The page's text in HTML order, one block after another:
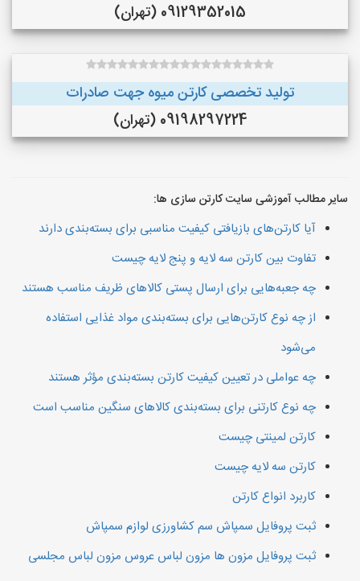
09129352015 (تهران)
تولید تخصصی کارتن میوه جهت صادرات
09198297224 (تهران)
سایر مطالب آموزشی سایت کارتن سازی ها:
آیا کارتن‌های بازیافتی کیفیت مناسبی برای بسته‌بندی دارند
تفاوت بین کارتن سه لایه و پنج لایه چیست
چه جعبه‌هایی برای ارسال پستی کالاهای ظریف مناسب هستند
از چه نوع کارتن‌هایی برای بسته‌بندی مواد غذایی استفاده
می‌شود
چه عواملی در تعیین کیفیت کارتن بسته‌بندی مؤثر هستند
چه نوع کارتنی برای بسته‌بندی کالاهای سنگین مناسب است
کارتن لمینتی چیست
کارتن سه لایه چیست
کاربرد انواع کارتن
ثبت پروفایل سمپاش سم کشاورزی لوازم سمپاش
ثبت پروفایل مزون ها مزون لباس عروس مزون لباس مجلسی